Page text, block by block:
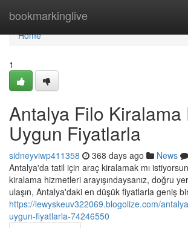
bookmarkinglive
Home
Home
1
Antalya Filo Kiralama
Uygun Fiyatlarla
sidneyviwp411358 368 days ago News
Antalya'da tatil için araç kiralamak mı
kiralama hizmetleri arayışındaysanız, doğru
ulaşın, Antalya'daki en düşük fiyatlarla geniş
https://lewyskeuv322069.blogolize.com/
uygun-fiyatlarla-74246550